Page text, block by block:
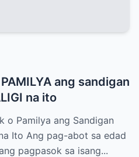
ang sandigan
na ito
o Pamilya ang Sandigan
Ito Ang pag-abot sa edad
pagpasok sa isang...